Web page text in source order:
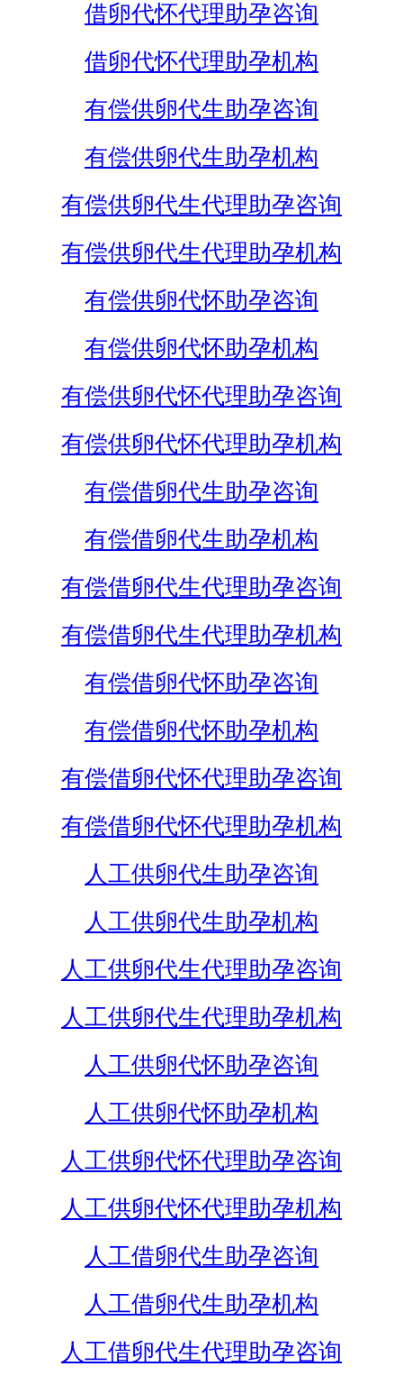
借卵代怀代理助孕咨询
借卵代怀代理助孕机构
有偿供卵代生助孕咨询
有偿供卵代生助孕机构
有偿供卵代生代理助孕咨询
有偿供卵代生代理助孕机构
有偿供卵代怀助孕咨询
有偿供卵代怀助孕机构
有偿供卵代怀代理助孕咨询
有偿供卵代怀代理助孕机构
有偿借卵代生助孕咨询
有偿借卵代生助孕机构
有偿借卵代生代理助孕咨询
有偿借卵代生代理助孕机构
有偿借卵代怀助孕咨询
有偿借卵代怀助孕机构
有偿借卵代怀代理助孕咨询
有偿借卵代怀代理助孕机构
人工供卵代生助孕咨询
人工供卵代生助孕机构
人工供卵代生代理助孕咨询
人工供卵代生代理助孕机构
人工供卵代怀助孕咨询
人工供卵代怀助孕机构
人工供卵代怀代理助孕咨询
人工供卵代怀代理助孕机构
人工借卵代生助孕咨询
人工借卵代生助孕机构
人工借卵代生代理助孕咨询